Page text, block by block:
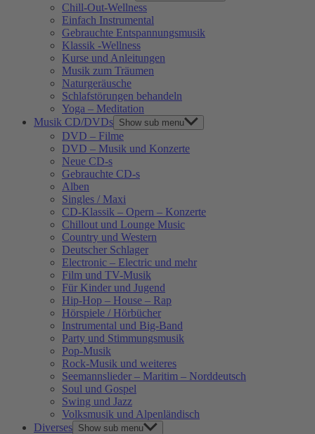
Chill-Out-Wellness
Einfach Instrumental
Gebrauchte Entspannungsmusik
Klassik -Wellness
Kurse und Anleitungen
Musik zum Träumen
Naturgeräusche
Schlafstörungen behandeln
Yoga – Meditation
Musik CD/DVDs Show sub menu
DVD – Filme
DVD – Musik und Konzerte
Neue CD-s
Gebrauchte CD-s
Alben
Singles / Maxi
CD-Klassik – Opern – Konzerte
Chillout und Lounge Music
Country und Western
Deutscher Schlager
Electronic – Electric und mehr
Film und TV-Musik
Für Kinder und Jugend
Hip-Hop – House – Rap
Hörspiele / Hörbücher
Instrumental und Big-Band
Party und Stimmungsmusik
Pop-Musik
Rock-Musik und weiteres
Seemannslieder – Maritim – Norddeutsch
Soul und Gospel
Swing und Jazz
Volksmusik und Alpenländisch
Diverses Show sub menu